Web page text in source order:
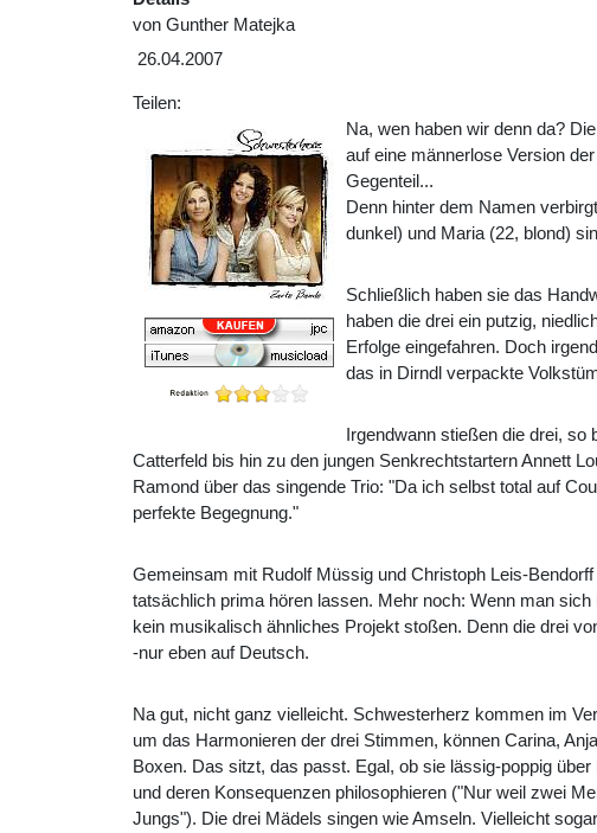
von Gunther Matejka
26.04.2007
Teilen:
Na, wen haben wir denn da?
auf eine männerlose Version
Gegenteil...
Denn hinter dem Namen
dunkel) und Maria (22, blond)
Schließlich haben sie das
haben die drei ein putzig,
Erfolge eingefahren. Doch
das in Dirndl verpackte
Irgendwann stießen die drei,
Catterfeld bis hin zu den jungen Senkrechtstartern Annett
Ramond über das singende Trio: "Da ich selbst total auf
perfekte Begegnung."
Gemeinsam mit Rudolf Müssig und Christoph Leis-
tatsächlich prima hören lassen. Mehr noch: Wenn man
kein musikalisch ähnliches Projekt stoßen. Denn die drei
-nur eben auf Deutsch.
Na gut, nicht ganz vielleicht. Schwesterherz kommen im
um das Harmonieren der drei Stimmen, können Carina,
Boxen. Das sitzt, das passt. Egal, ob sie lässig-poppig
und deren Konsequenzen philosophieren ("Nur weil zwei
Jungs"). Die drei Mädels singen wie Amseln. Vielleicht